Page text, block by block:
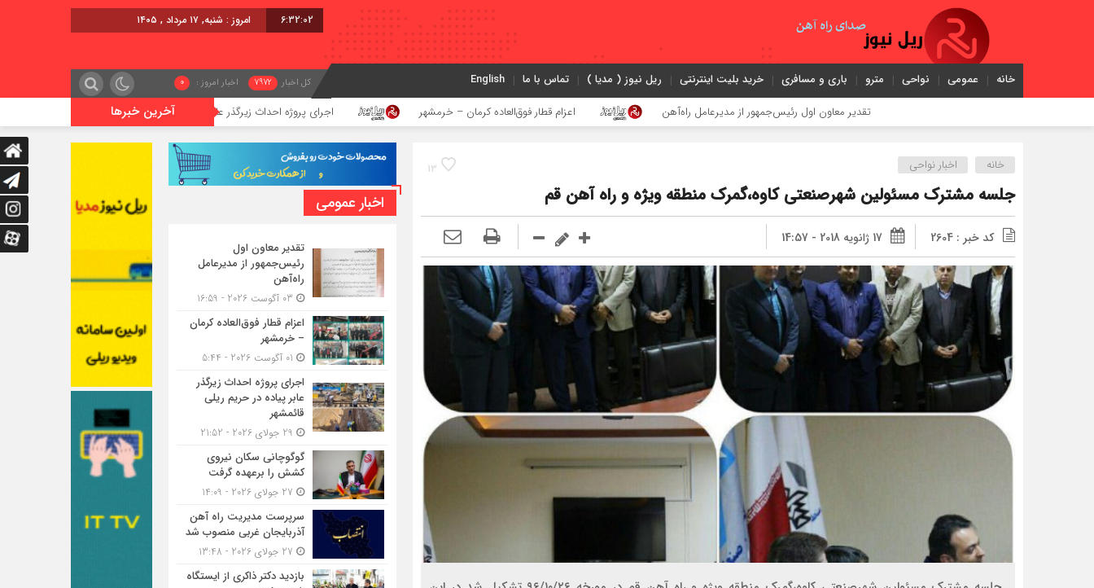
6:32:03 امروز : شنبه, ۱۷ مرداد , ۱۴۰۵
خانه عمومی نواحی مترو باری و مسافری خرید بلیت اینترنتی ریل نیوز ( مدیا ) تماس با ما English کل اخبار 7972 اخبار امروز : 0
آخرین خبرها تقدیر معاون اول رئیس‌جمهور از مدیرعامل راه‌آهن اعزام قطار فوق‌العاده کرمان – خرمشهر اجرای پروژه احداث زیرگذر عابر پیاده در حریم ریلی قائمشهر
13 خانه اخبار نواحی
جلسه مشترک مسئولین شهرصنعتی کاوه،گمرک منطقه ویژه و راه آهن قم
کد خبر : 2604 17 ژانویه 2018 - 14:57
اخبار عمومی
تقدیر معاون اول
رئیس‌جمهور از مدیرعامل
راه‌آهن
اعزام قطار فوق‌العاده کرمان
– خرمشهر
اجرای پروژه احداث زیرگذر
عابر پیاده در حریم ریلی
قائمشهر
گوگوچانی سکان نیروی
کشش را برعهده گرفت
سرپرست مدیریت راه آهن
آذربایجان غربی منصوب شد
بازدید دکتر ذاکری از ایستگاه